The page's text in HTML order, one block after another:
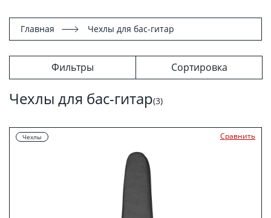
Главная Чехлы для бас-гитар
Фильтры Сортировка
Чехлы для бас-гитар(3)
Чехлы Сравнить